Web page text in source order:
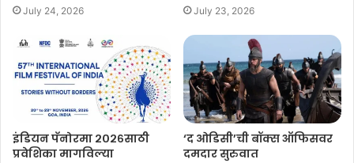
July 24, 2026 July 23, 2026
इंडियन पॅनोरमा २०२६साठी
प्रवेशिका मागविल्या
‘द ओडिसी’ची बॉक्स ऑफिसवर
दमदार सुरुवात